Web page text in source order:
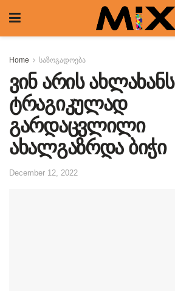
Home საზოგადოება
ვინ არის ახლახანს
ტრაგიკულად
გარდაცვლილი
ახალგაზრდა ბიჭი
December 12, 2022